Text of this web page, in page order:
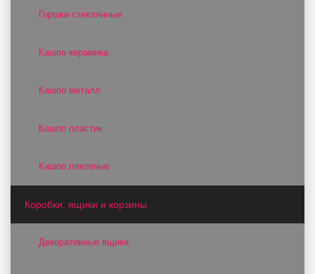
Горшки стеклянные
Кашпо керамика
Кашпо металл
Кашпо пластик
Кашпо плетеные
Коробки, ящики и корзины
Декоративные ящики